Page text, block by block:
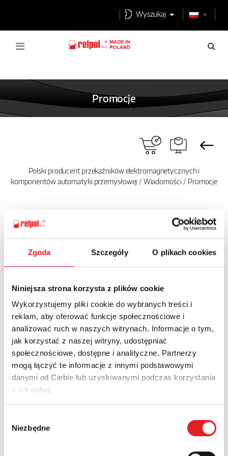
Zgoda Szczegóły O plikach cookies
Niniejsza strona korzysta z plików cookie
Wykorzystujemy pliki cookie do wybranych treści i
reklam, aby oferować funkcje społecznościowe i
analizować ruch w naszych witrynach. Informacje o tym,
jak korzystać z naszej witryny, udostępniać
społecznościowe, dostępne i analityczne. Partnerzy
mogą łączyć te informacje z innymi podstawowymi
danymi od Ciebie lub uzyskiwanymi podczas korzystania
z ich usług.
zgody
Niezbędne
Wyszukaj
Promocje
Polski producent przekaźników elektromagnetycznych i
komponentów automatyki przemysłowej
Wiadomości Promocje
Nowości Aktualności
Przekaźnik półprzewodnikowy interfejsowy KSR-